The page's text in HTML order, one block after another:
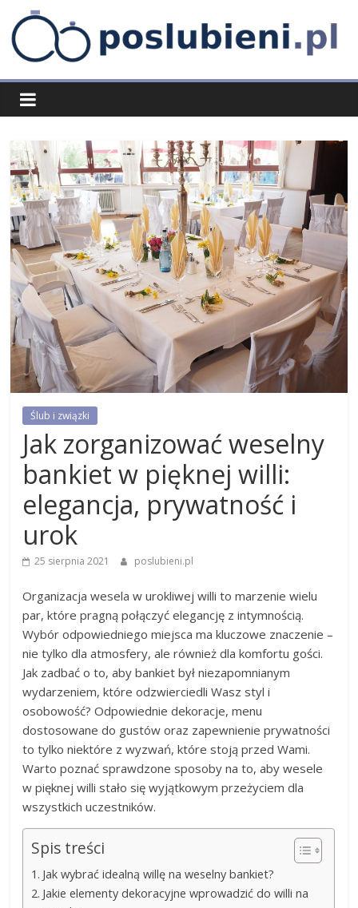
content
poslubieni.pl
Ślub i związki
Jak zorganizować weselny
bankiet w pięknej willi:
elegancja, prywatność i
urok
25 sierpnia 2021 poslubieni.pl
Organizacja wesela w urokliwej willi to marzenie wielu
par, które pragną połączyć elegancję z intymnością.
Wybór odpowiedniego miejsca ma kluczowe znaczenie –
nie tylko dla atmosfery, ale również dla komfortu gości.
Jak zadbać o to, aby bankiet był niezapomnianym
wydarzeniem, które odzwierciedli Wasz styl i
osobowość? Odpowiednie dekoracje, menu
dostosowane do gustów oraz zapewnienie prywatności
to tylko niektóre z wyzwań, które stoją przed Wami.
Warto poznać sprawdzone sposoby na to, aby wesele
w pięknej willi stało się wyjątkowym przeżyciem dla
wszystkich uczestników.
Spis treści
Jak wybrać idealną willę na weselny bankiet?
Jakie elementy dekoracyjne wprowadzić do willi na